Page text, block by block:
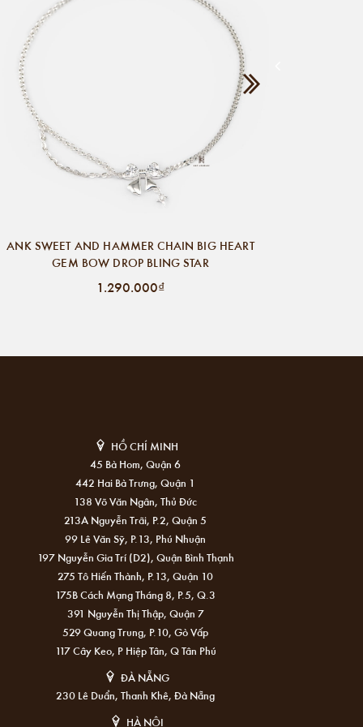
ANK SWEET AND HAMMER CHAIN BIG HEART
GEM BOW DROP BLING STAR
1.290.000₫
HỒ CHÍ MINH
45 Bà Hom, Quận 6
442 Hai Bà Trưng, Quận 1
138 Võ Văn Ngân, Thủ Đức
213A Nguyễn Trãi, P.2, Quận 5
99 Lê Văn Sỹ, P.13, Phú Nhuận
197 Nguyễn Gia Trí (D2), Quận Bình Thạnh
275 Tô Hiến Thành, P.13, Quận 10
175B Cách Mạng Tháng 8, P.5, Q.3
391 Nguyễn Thị Thập, Quận 7
529 Quang Trung, P.10, Gò Vấp
117 Cây Keo, P Hiệp Tân, Q Tân Phú
ĐÀ NẴNG
230 Lê Duẩn, Thanh Khê, Đà Nẵng
HÀ NỘI